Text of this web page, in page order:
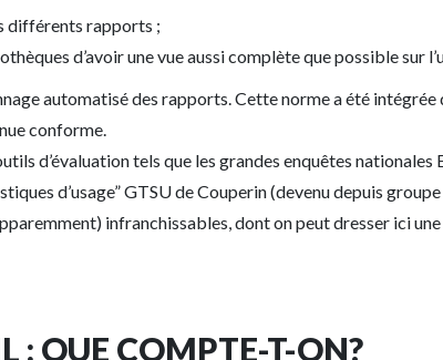
différents rapports ;
d’avoir une vue aussi complète que possible sur
automatisé des rapports. Cette norme a été intégrée
conforme.
d’évaluation tels que les grandes enquêtes nationales
d’usage” GTSU de Couperin (devenu depuis
infranchissables, dont on peut dresser ici une
: QUE COMPTE-T-ON?